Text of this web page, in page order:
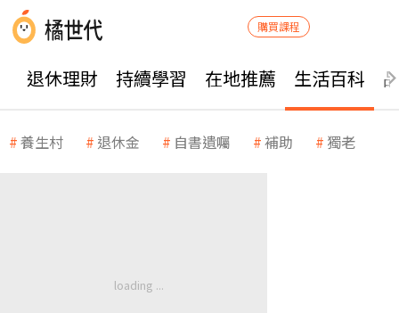
購買課程
退休理財 持續學習 在地推薦 生活百科
養生村 退休金 自書遺囑 補助 獨老